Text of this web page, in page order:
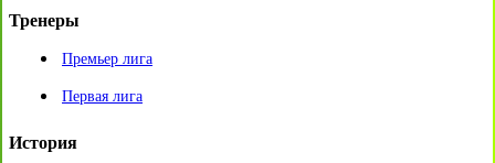
Тренеры
Премьер лига
Первая лига
История